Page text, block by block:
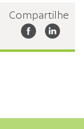
Compartilhe